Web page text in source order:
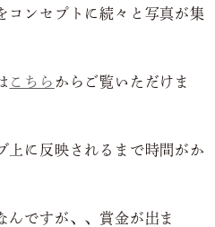
コンセプトに続々と写真が集
こちら からご覧いただけま
上に反映されるまで時間がか
んですが、、賞金が出ま